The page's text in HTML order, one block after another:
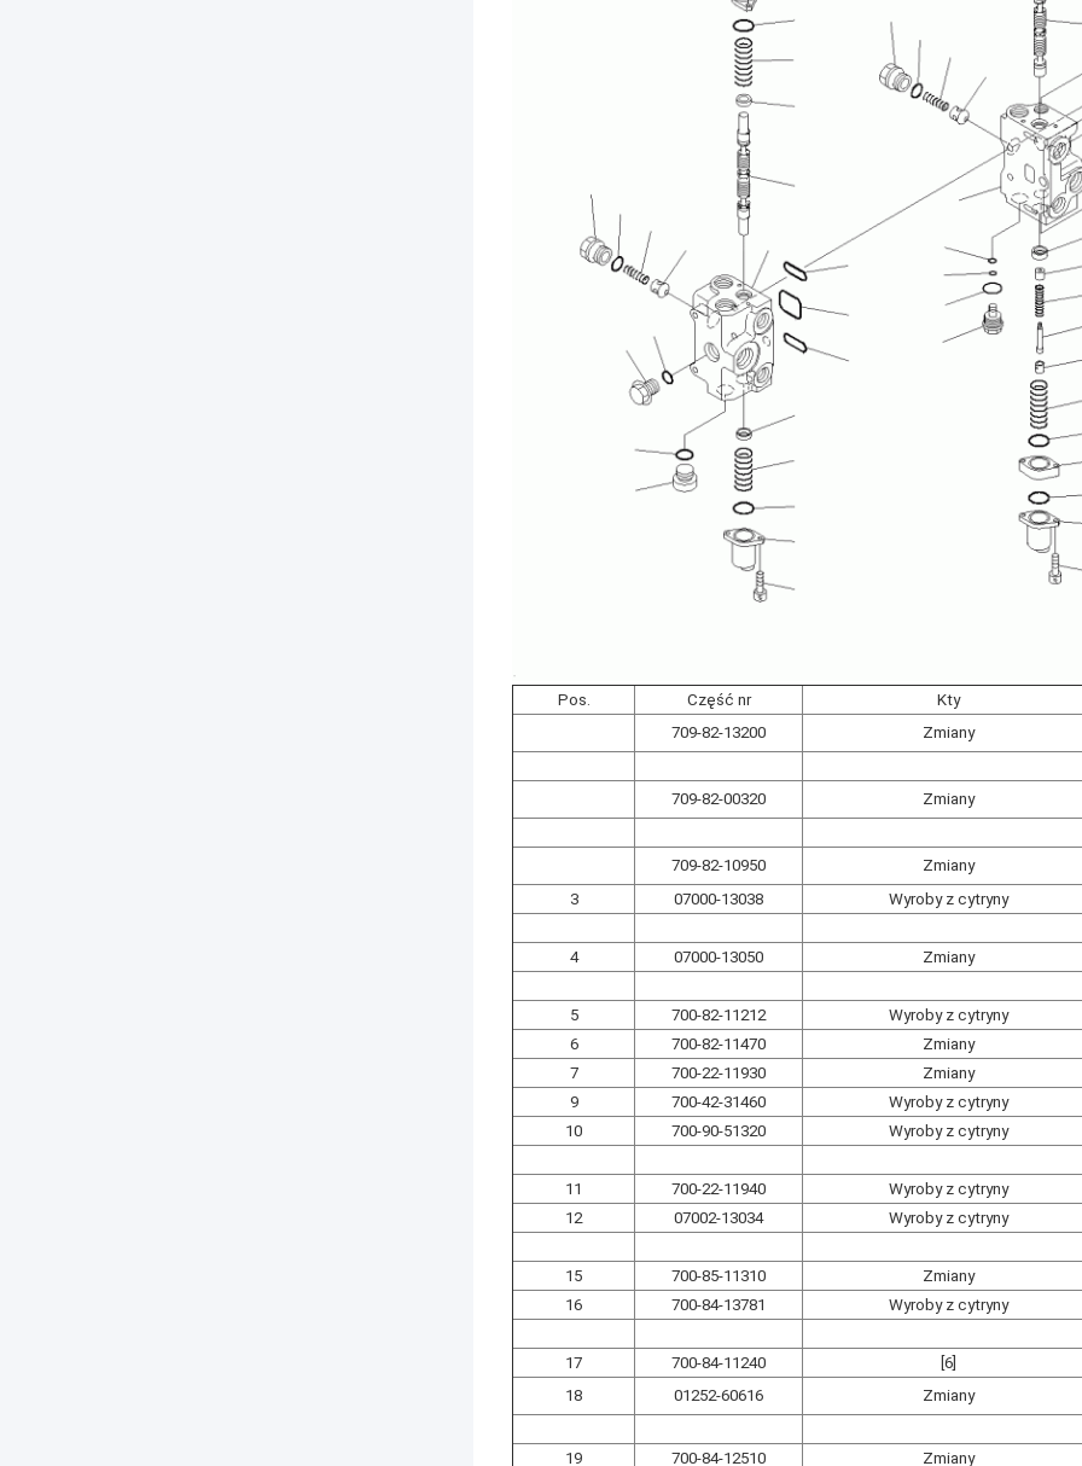
Pos. Część nr Kty
709-82-13200
Zmiany
709-82-00320
Zmiany
709-82-10950
Zmiany
3
07000-13038 Wyroby z cytryny
4
07000-13050 Zmiany
5
700-82-11212 Wyroby z cytryny
6
700-82-11470 Zmiany
7
700-22-11930 Zmiany
9
700-42-31460 Wyroby z cytryny
10
700-90-51320 Wyroby z cytryny
11
700-22-11940 Wyroby z cytryny
12
07002-13034 Wyroby z cytryny
15
700-85-11310 Zmiany
16
700-84-13781 Wyroby z cytryny
17
700-84-11240 [6]
18
01252-60616 Zmiany
19
700-84-12510 Zmiany